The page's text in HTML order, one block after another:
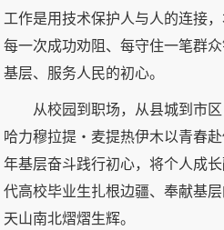
工作是用技术保护人与人的连接
每一次成功劝阻、每守住一笔群
基层、服务人民的初心。
从校园到职场，从县城到市
哈力穆拉提・麦提热伊木以青春
年基层奋斗践行初心，将个人成
代高校毕业生扎根边疆、奉献基
天山南北熠熠生辉。